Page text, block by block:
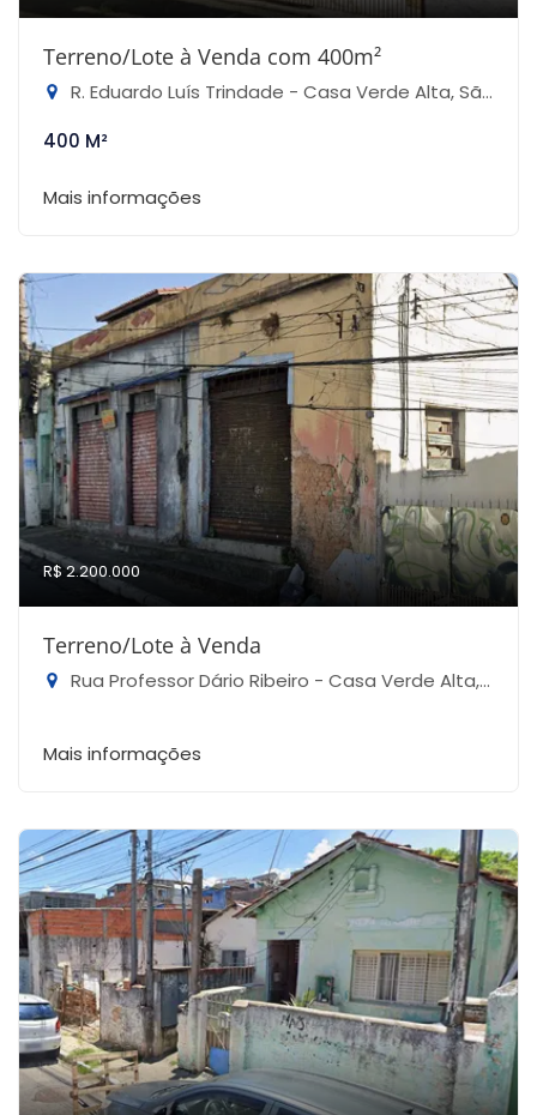
Terreno/Lote à Venda com 400m²
R. Eduardo Luís Trindade - Casa Verde Alta, São Paulo-SP
400 M²
Mais informações
R$ 2.200.000
Terreno/Lote à Venda
Rua Professor Dário Ribeiro - Casa Verde Alta, São Paulo-SP
Mais informações